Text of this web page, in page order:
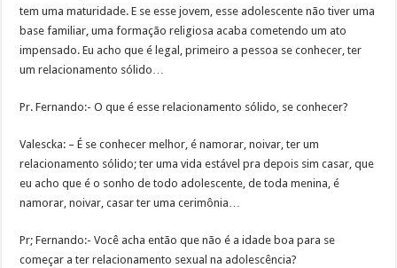
tem uma maturidade. E se esse jovem, esse adolescente não tiver uma
base familiar, uma formação religiosa acaba cometendo um ato
impensado. Eu acho que é legal, primeiro a pessoa se conhecer, ter
um relacionamento sólido…
Pr. Fernando:- O que é esse relacionamento sólido, se conhecer?
Valescka: – É se conhecer melhor, é namorar, noivar, ter um
relacionamento sólido; ter uma vida estável pra depois sim casar, que
eu acho que é o sonho de todo adolescente, de toda menina, é
namorar, noivar, casar ter uma cerimônia…
Pr; Fernando:- Você acha então que não é a idade boa para se
começar a ter relacionamento sexual na adolescência?